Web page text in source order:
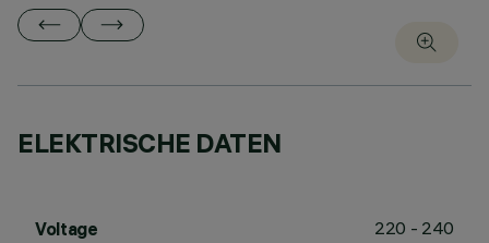
ELEKTRISCHE DATEN
Voltage 220 - 240